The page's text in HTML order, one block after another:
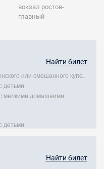
вокзал ростов-
главный
Найти билет
или смешанного купе.
детьми
мелкими домашними
детьми
Найти билет